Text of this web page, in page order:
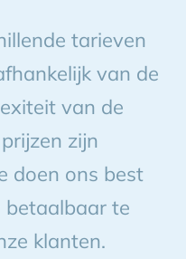
tarieven
van de
van de
zijn
doen ons best
betaalbaar te
klanten.